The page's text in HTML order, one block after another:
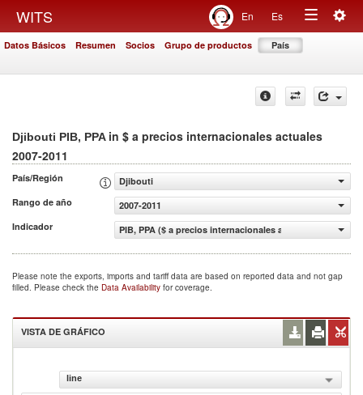
WITS En Es
Toggle
Datos Básicos Resumen Socios Grupo de productos País
Djibouti PIB, PPA in $ a precios internacionales actuales
2007-2011
País/Región
Djibouti
Rango de año
2007-2011
Indicador
PIB, PPA ($ a precios internacionales actuales)
Please note the exports, imports and tariff data are based on reported data and not gap
filled. Please check the Data Availability for coverage.
VISTA DE GRÁFICO
line